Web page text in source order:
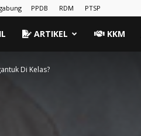
PPDB RDM PTSP
ARTIKEL KKM
Di Kelas?